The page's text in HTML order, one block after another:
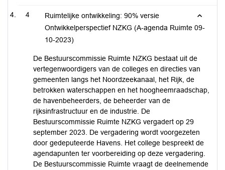
4
Ruimtelijke ontwikkeling: 90% versie
Ontwikkelperspectief NZKG (A-agenda Ruimte 09-
10-2023)
De Bestuurscommissie Ruimte NZKG bestaat uit de
vertegenwoordigers van de colleges en directies van
gemeenten langs het Noordzeekanaal, het Rijk, de
betrokken waterschappen en het hoogheemraadschap,
de havenbeheerders, de beheerder van de
rijksinfrastructuur en de industrie. De
Bestuurscommissie Ruimte NZKG vergadert op 29
september 2023. De vergadering wordt voorgezeten
door gedeputeerde Havens. Het college bespreekt de
agendapunten ter voorbereiding op deze vergadering.
De Bestuurscommissie Ruimte vraagt de deelnemende